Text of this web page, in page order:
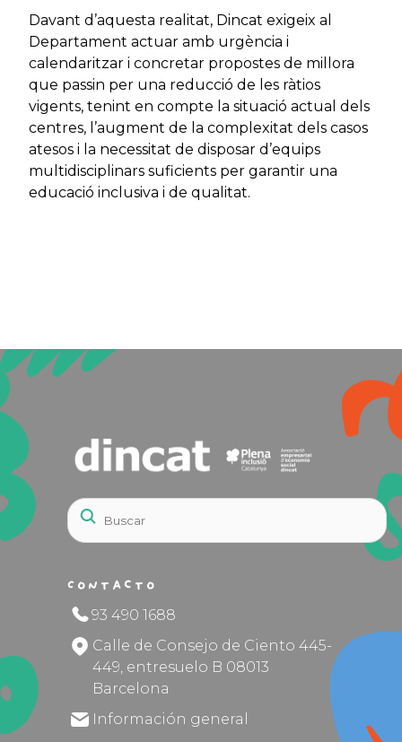
Davant d’aquesta realitat, Dincat exigeix al
Departament actuar amb urgència i
calendaritzar i concretar propostes de millora
que passin per una reducció de les ràtios
vigents, tenint en compte la situació actual dels
centres, l’augment de la complexitat dels casos
atesos i la necessitat de disposar d’equips
multidisciplinars suficients per garantir una
educació inclusiva i de qualitat.
Contacto
93 490 1688
Calle de Consejo de Ciento 445-
449, entresuelo B 08013
Barcelona
Información general